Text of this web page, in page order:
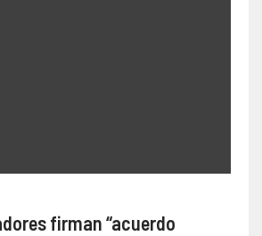
firman “acuerdo